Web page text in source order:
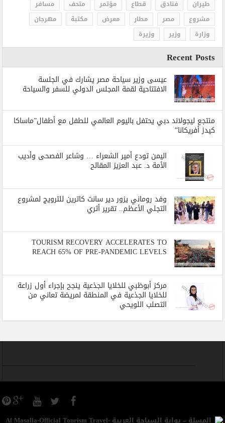
طيران
فنادق قطاع مؤتمر متحف
مسافر
مشروع
مصر مطار معرض مكتبة
مهرجان
وزارة
وزير وزيرة
Recent Posts
عيسى وزير سياحة مصر يشارك في الجلسة
الافتتاحية لقمة المجلس الدولي للسفر والسياحة
منتجع ليجولاند دبي يحتفل باليوم العالمي للطفل مع أطفال”ماساكا
كيدز أفريكانا”
اليمن تودع أمير الشعراء … وشاعر الفصحى وأديب
الأمة د. عبد العزيز المقالح
وفد روماني يزور دير سانت كاترين للترويج لمشروع
التجلي الأعظم.. تقرير أثري
TOURISM RECOVERY ACCELERATES TO
REACH 65% OF PRE-PANDEMIC LEVELS
مركز أبوظبي للخلايا الجذعية ينجح بإجراء أول زراعة
للخلايا الجذعية في المنطقة لمريضة تعاني من
التصلب اللويحي